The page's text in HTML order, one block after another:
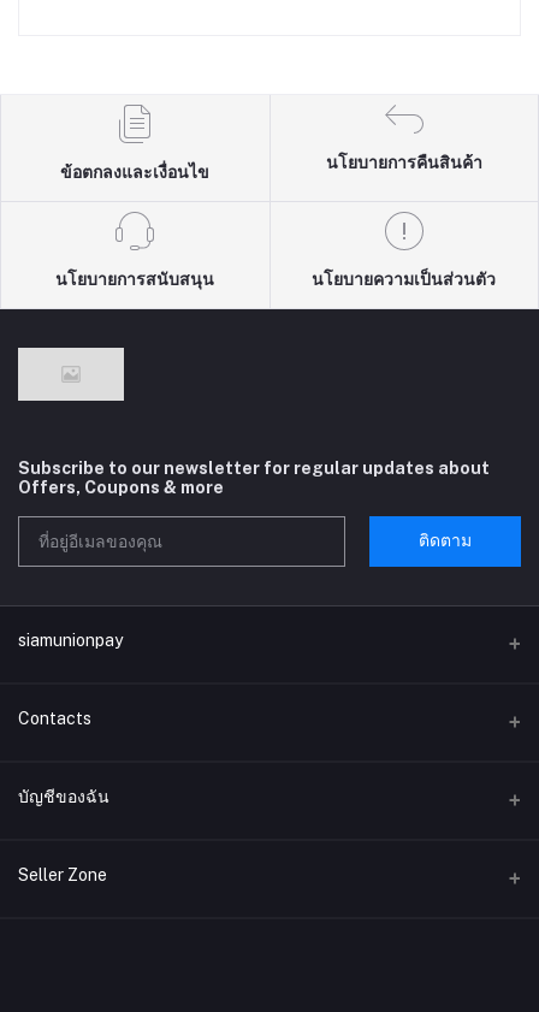
ข้อตกลงและเงื่อนไข
นโยบายการคืนสินค้า
นโยบายการสนับสนุน นโยบายความเป็นส่วนตัว
Subscribe to our newsletter for regular updates about
Offers, Coupons & more
ติดตาม
siamunionpay
Contacts
ที่อยู่
โทรศัพท์
บัญชีของฉัน
เข้าสู่ระบบ
Seller Zone